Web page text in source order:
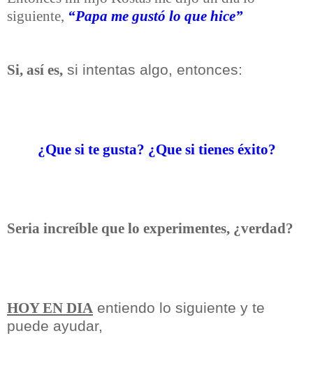
siguiente, “Papa me gustó lo que hice”
Si, así es, si intentas algo, entonces:
¿Que si te gusta? ¿Que si tienes éxito?
Seria increíble que lo experimentes, ¿verdad?
HOY EN DIA entiendo lo siguiente y te
puede ayudar,